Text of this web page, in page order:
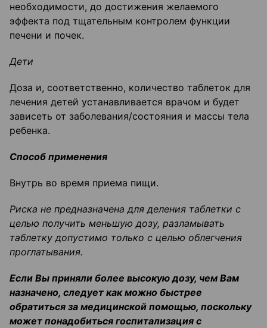
необходимости, до достижения желаемого
эффекта под тщательным контролем функции
печени и почек.
Дети
Доза и, соответственно, количество таблеток для
лечения детей устанавливается врачом и будет
зависеть от заболевания/состояния и массы тела
ребенка.
Способ применения
Внутрь во время приема пищи.
Риска не предназначена для деления таблетки с
целью получить меньшую дозу, разламывать
таблетку допустимо только с целью облегчения
проглатывания.
Если Вы приняли более высокую дозу, чем Вам
назначено, следует как можно быстрее
обратиться за медицинской помощью, поскольку
может понадобиться госпитализация с